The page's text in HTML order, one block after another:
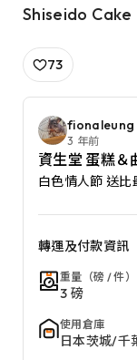
Shiseido Cake
73
fionaleung
3 年前
資生堂 蛋糕＆
白色情人節 送
轉運及付款資訊
重量（磅 / 件）
3 磅
使用倉庫
日本茨城/千